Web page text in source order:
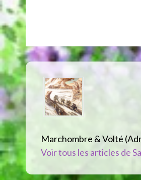
Marchombre & Volté
Voir tous les articles de